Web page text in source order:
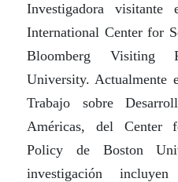
Investigadora
International Center for
Bloomberg Visiting
University. Actualmente
Trabajo sobre
Américas, del Center
Policy de Boston
investigación